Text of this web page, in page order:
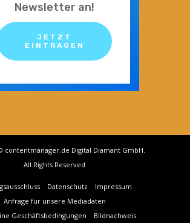
Newsletter an!
JETZT
EINTRAGEN
contentmanager.de Digital Diamant GmbH.
All Rights Reserved
Datenschutz
Impressum
Anfrage für unsere Mediadaten
Geschäftsbedingungen
Bildnachweis